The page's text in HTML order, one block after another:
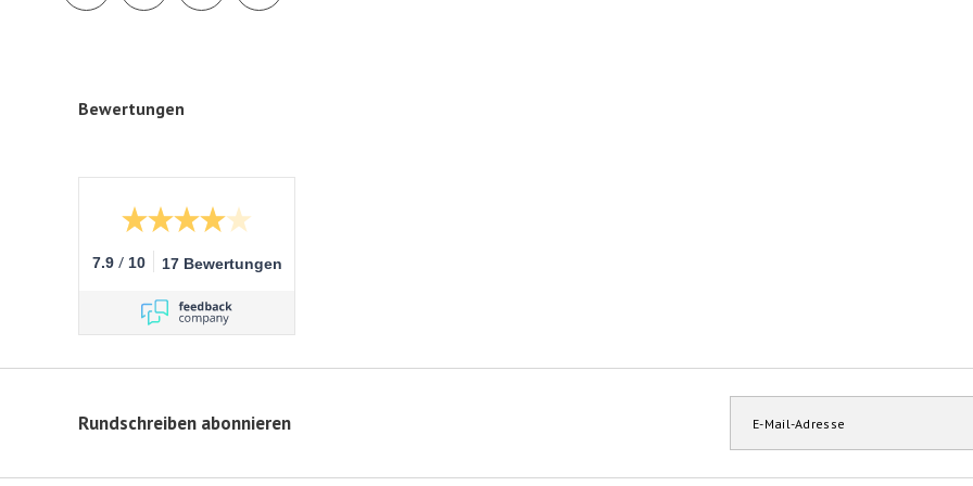
Bewertungen
7.9 / 10 17 Bewertungen
Rundschreiben abonnieren